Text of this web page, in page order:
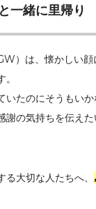
一緒に里帰り
）は、懐かしい
いたのにそうもい
謝の気持ちを伝え
大切な人たちへ、